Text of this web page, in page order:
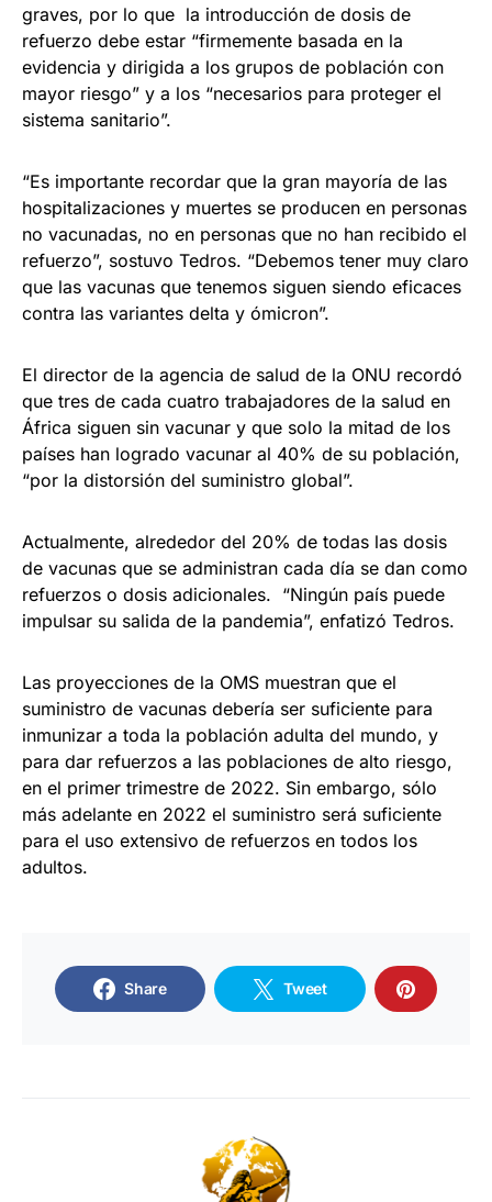
graves, por lo que la introducción de dosis de
refuerzo debe estar “firmemente basada en la
evidencia y dirigida a los grupos de población con
mayor riesgo” y a los “necesarios para proteger el
sistema sanitario”.
“Es importante recordar que la gran mayoría de las
hospitalizaciones y muertes se producen en personas
no vacunadas, no en personas que no han recibido el
refuerzo”, sostuvo Tedros. “Debemos tener muy claro
que las vacunas que tenemos siguen siendo eficaces
contra las variantes delta y ómicron”.
El director de la agencia de salud de la ONU recordó
que tres de cada cuatro trabajadores de la salud en
África siguen sin vacunar y que solo la mitad de los
países han logrado vacunar al 40% de su población,
“por la distorsión del suministro global”.
Actualmente, alrededor del 20% de todas las dosis
de vacunas que se administran cada día se dan como
refuerzos o dosis adicionales. “Ningún país puede
impulsar su salida de la pandemia”, enfatizó Tedros.
Las proyecciones de la OMS muestran que el
suministro de vacunas debería ser suficiente para
inmunizar a toda la población adulta del mundo, y
para dar refuerzos a las poblaciones de alto riesgo,
en el primer trimestre de 2022. Sin embargo, sólo
más adelante en 2022 el suministro será suficiente
para el uso extensivo de refuerzos en todos los
adultos.
Share Tweet